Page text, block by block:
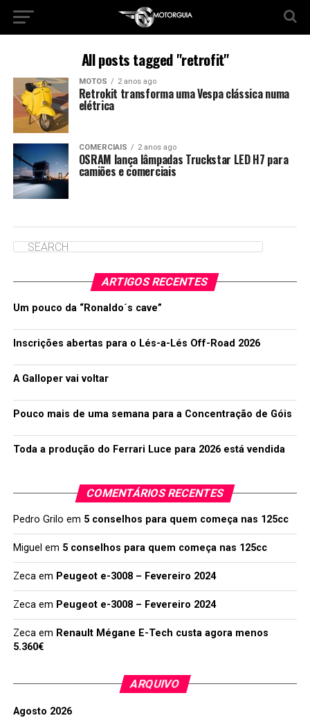
All posts tagged "retrofit"
MOTOS 2 anos ago
Retrokit transforma uma Vespa clássica numa
elétrica
COMERCIAIS 2 anos ago
OSRAM lança lâmpadas Truckstar LED H7 para
camiões e comerciais
ARTIGOS RECENTES
Um pouco da “Ronaldo´s cave”
Inscrições abertas para o Lés-a-Lés Off-Road 2026
A Galloper vai voltar
Pouco mais de uma semana para a Concentração de Góis
Toda a produção do Ferrari Luce para 2026 está vendida
COMENTÁRIOS RECENTES
Pedro Grilo em 5 conselhos para quem começa nas 125cc
Miguel em 5 conselhos para quem começa nas 125cc
Zecaem Peugeot e-3008 – Fevereiro 2024
Zecaem Peugeot e-3008 – Fevereiro 2024
Zecaem Renault Mégane E-Tech custa agora menos
5.360€
ARQUIVO
Agosto 2026